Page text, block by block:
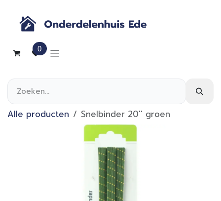
0
Alle producten Snelbinder 20'' groen